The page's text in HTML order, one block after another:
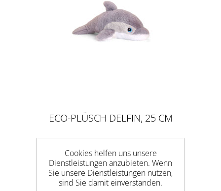
ECO-PLÜSCH DELFIN, 25 CM
Cookies helfen uns unsere
Dienstleistungen anzubieten. Wenn
Sie unsere Dienstleistungen nutzen,
sind Sie damit einverstanden.